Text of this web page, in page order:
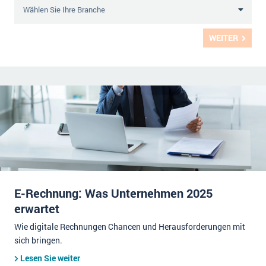
WEITER
E-Rechnung: Was Unternehmen 2025
erwartet
Wie digitale Rechnungen Chancen und Herausforderungen mit
sich bringen.
Lesen Sie weiter